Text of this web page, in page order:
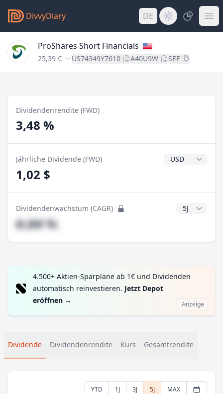
DivvyDiary DE
ProShares Short Financials
25,39 € US74349Y7610 A40U9W SEF
Dividendenrendite (FWD)
3,48 %
Jährliche Dividende (FWD)
1,02 $
Dividendenwachstum (CAGR) CAGR Jahre
#,## %
4.500+ Aktien-Sparpläne ab 1€ und Dividenden
automatisch reinvestieren. Jetzt Depot
eröffnen → Anzeige
Dividende Dividendenrendite Kurs Gesamtrendite
YTD 1J 3J 5J MAX